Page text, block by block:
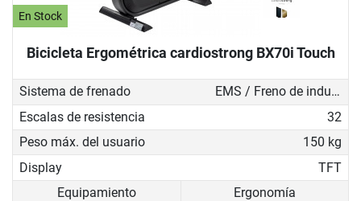
En Stock
Bicicleta Ergométrica cardiostrong BX70i Touch
Sistema de frenado
EMS / Freno de inducción
Escalas de resistencia
32
Peso máx. del usuario
150 kg
Display
TFT
Equipamiento
Ergonomía